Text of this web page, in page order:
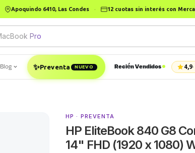
Apoquindo 6410, Las Condes · 12 cuotas sin interés con
Pro
Blog ✨Preventa NUEVO Recién Vendidos 4,9
HP · PREVENTA
HP EliteBook 840 G8
14" FHD (1920 x 1080)